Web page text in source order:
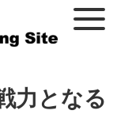
力となる